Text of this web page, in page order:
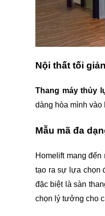
Nội thất tối
Thang máy thủy
dàng hòa mình vào
Mẫu mã đa
Homelift mang
tạo ra sự lựa chọn
đặc biệt là sàn
chọn lý tưởng cho